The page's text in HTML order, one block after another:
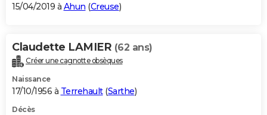
15/04/2019 à Ahun (Creuse)
Claudette LAMIER (62 ans)
Créer une cagnotte obsèques
Naissance
17/10/1956 à Terrehault(Sarthe)
Décès